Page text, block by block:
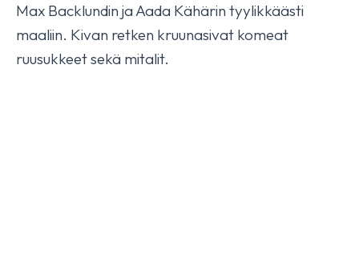
Max Backlundin ja Aada Kähärin tyylikkäästi
maaliin. Kivan retken kruunasivat komeat
ruusukkeet sekä mitalit.
Isabella HX fourth today
YLEINEN October 17, 2025